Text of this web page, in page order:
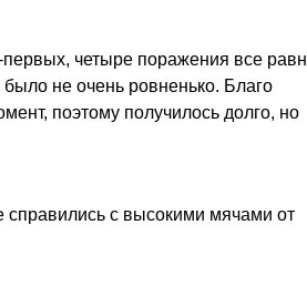
четыре поражения все
не очень ровненько. Благо
поэтому получилось долго, но
справились с высокими мячами от